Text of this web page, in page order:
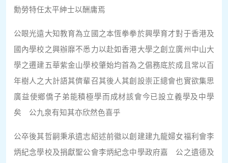
勳勞特任太平紳士以酬庸焉
公眼光遠大知教育為立國之本恆拳拳於興學育才對于香港及
國內學校之興辦靡不悉力以赴如香港大學之創立廣州中山大
學之遷建五華紫金山學校肇始均首為之倡務底於成且常以百
年樹人之大計語其儕輩召其後人其創設崇正總會也實欲集思
廣益使鄉僑子弟能積極學而成材該會今已設立義學及中學
矣 公九泉有知其亦欣然色喜乎
公卒後其哲嗣秉承遺志紹述前徽以創建建九龍婦女福利會李
炳紀念學校及捐獻聖公會李炳紀念中學政府嘉 公之遺德及